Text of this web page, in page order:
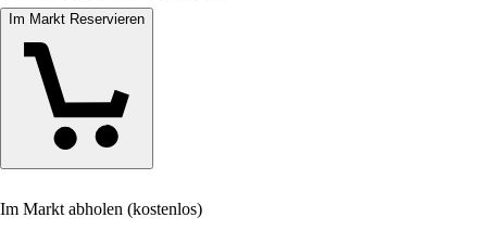
Im Markt Reservieren
Im Markt abholen (kostenlos)